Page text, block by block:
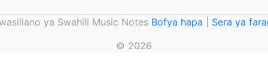
ya Swahili Music Notes Bofya hapa
Sera ya
© 2026